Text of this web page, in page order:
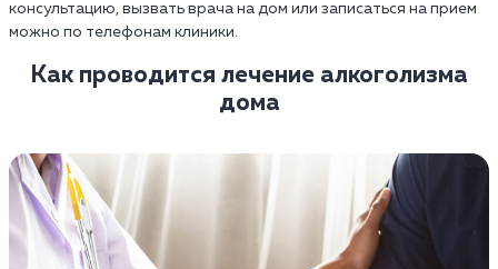
консультацию, вызвать врача на дом или записаться на прием
можно по телефонам клиники.
Как проводится лечение алкоголизма
дома